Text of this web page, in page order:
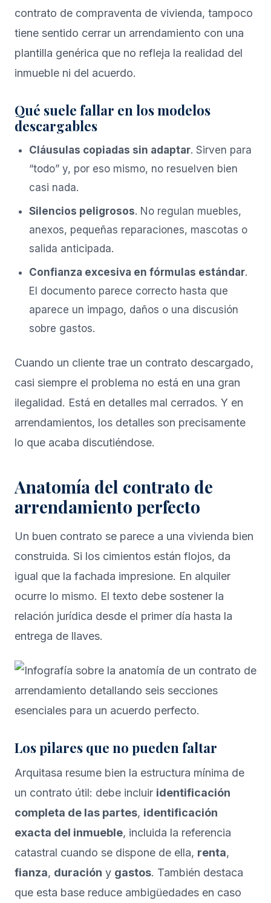
contrato de compraventa de vivienda, tampoco
tiene sentido cerrar un arrendamiento con una
plantilla genérica que no refleja la realidad del
inmueble ni del acuerdo.
Qué suele fallar en los modelos
descargables
Cláusulas copiadas sin adaptar. Sirven para
“todo” y, por eso mismo, no resuelven bien
casi nada.
Silencios peligrosos. No regulan muebles,
anexos, pequeñas reparaciones, mascotas o
salida anticipada.
Confianza excesiva en fórmulas estándar.
El documento parece correcto hasta que
aparece un impago, daños o una discusión
sobre gastos.
Cuando un cliente trae un contrato descargado,
casi siempre el problema no está en una gran
ilegalidad. Está en detalles mal cerrados. Y en
arrendamientos, los detalles son precisamente
lo que acaba discutiéndose.
Anatomía del contrato de
arrendamiento perfecto
Un buen contrato se parece a una vivienda bien
construida. Si los cimientos están flojos, da
igual que la fachada impresione. En alquiler
ocurre lo mismo. El texto debe sostener la
relación jurídica desde el primer día hasta la
entrega de llaves.
Los pilares que no pueden faltar
Arquitasa resume bien la estructura mínima de
un contrato útil: debe incluir identificación
completa de las partes, identificación
exacta del inmueble, incluida la referencia
catastral cuando se dispone de ella, renta,
fianza, duración y gastos. También destaca
que esta base reduce ambigüedades en caso